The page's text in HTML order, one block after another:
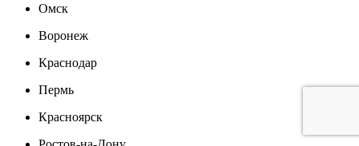
Омск
Воронеж
Краснодар
Пермь
Красноярск